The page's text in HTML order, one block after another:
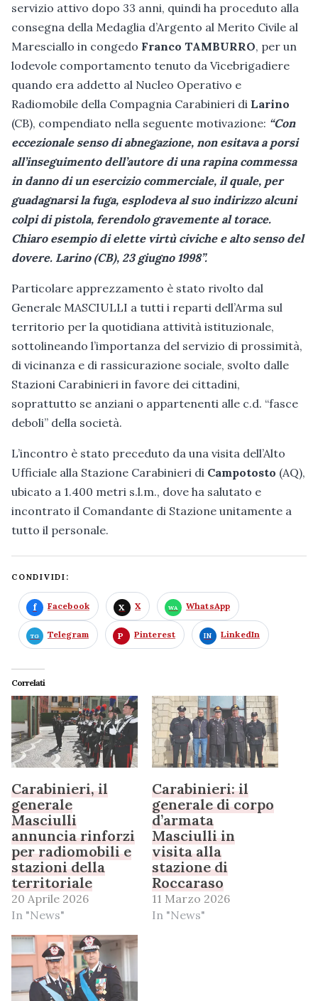
servizio attivo dopo 33 anni, quindi ha proceduto alla
consegna della Medaglia d’Argento al Merito Civile al
Maresciallo in congedo Franco TAMBURRO, per un
lodevole comportamento tenuto da Vicebrigadiere
quando era addetto al Nucleo Operativo e
Radiomobile della Compagnia Carabinieri di Larino
(CB), compendiato nella seguente motivazione: “Con
eccezionale senso di abnegazione, non esitava a porsi
all’inseguimento dell’autore di una rapina commessa
in danno di un esercizio commerciale, il quale, per
guadagnarsi la fuga, esplodeva al suo indirizzo alcuni
colpi di pistola, ferendolo gravemente al torace.
Chiaro esempio di elette virtù civiche e alto senso del
dovere. Larino (CB), 23 giugno 1998”.
Particolare apprezzamento è stato rivolto dal
Generale MASCIULLI a tutti i reparti dell’Arma sul
territorio per la quotidiana attività istituzionale,
sottolineando l’importanza del servizio di prossimità,
di vicinanza e di rassicurazione sociale, svolto dalle
Stazioni Carabinieri in favore dei cittadini,
soprattutto se anziani o appartenenti alle c.d. “fasce
deboli” della società.
L’incontro è stato preceduto da una visita dell’Alto
Ufficiale alla Stazione Carabinieri di Campotosto (AQ),
ubicato a 1.400 metri s.l.m., dove ha salutato e
incontrato il Comandante di Stazione unitamente a
tutto il personale.
CONDIVIDI:
Facebook X WhatsApp
Telegram Pinterest LinkedIn
Correlati
Carabinieri, il
generale
Masciulli
annuncia rinforzi
per radiomobili e
stazioni della
territoriale
20 Aprile 2026
In "News"
Carabinieri: il
generale di corpo
d’armata
Masciulli in
visita alla
stazione di
Roccaraso
11 Marzo 2026
In "News"